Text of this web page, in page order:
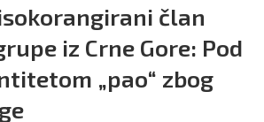
član
iz Crne Gore: Pod
„pao“ zbog